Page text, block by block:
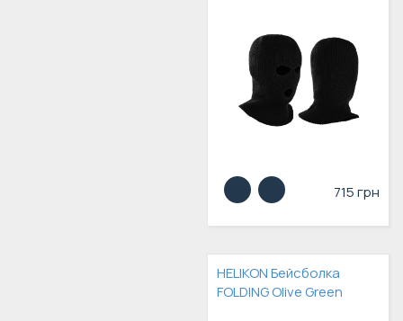
715 грн
HELIKON Бейсболка
FOLDING Olive Green